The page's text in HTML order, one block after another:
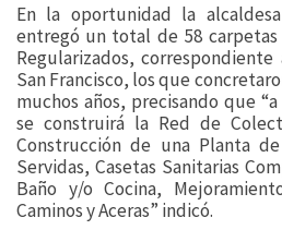
En la oportunidad la
entregó un total de 58
Regularizados,
San Francisco, los que
muchos años, precisando que
se construirá la Red de
Construcción de una Planta
Servidas, Casetas Sanitarias
Baño y/o Cocina,
Caminos y Aceras” indicó.